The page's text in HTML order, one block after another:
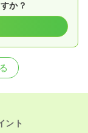
か？
ント